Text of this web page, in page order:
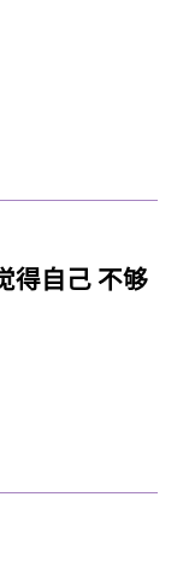
得自己 不够